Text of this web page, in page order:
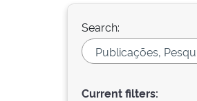
Search:
Current filters: